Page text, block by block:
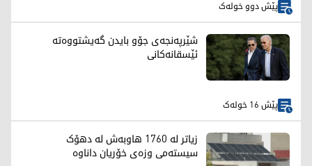
پێش دوو خولەک
شێرپەنجەی جۆو بایدن گەیشتووەتە
ئێسقانەکانی
پێش 16 خولەک
زیاتر لە 1760 هاوبەش لە دهۆک
سیستەمی وزەی خۆریان داناوە